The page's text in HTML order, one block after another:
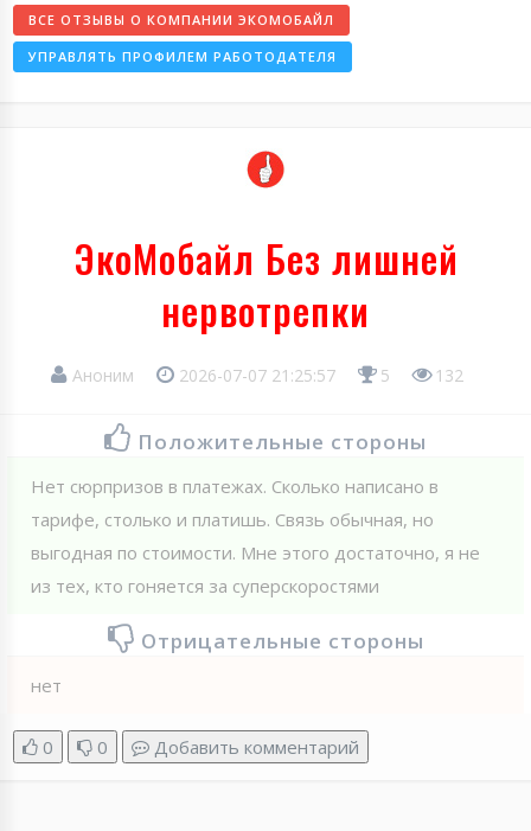
ВСЕ ОТЗЫВЫ О КОМПАНИИ ЭКОМОБАЙЛ
УПРАВЛЯТЬ ПРОФИЛЕМ РАБОТОДАТЕЛЯ
ЭкоМобайл Без лишней
нервотрепки
Аноним 2026-07-07 21:25:57 5 132
Положительные стороны
Нет сюрпризов в платежах. Сколько написано в
тарифе, столько и платишь. Связь обычная, но
выгодная по стоимости. Мне этого достаточно, я не
из тех, кто гоняется за суперскоростями
Отрицательные стороны
нет
0 0 Добавить комментарий